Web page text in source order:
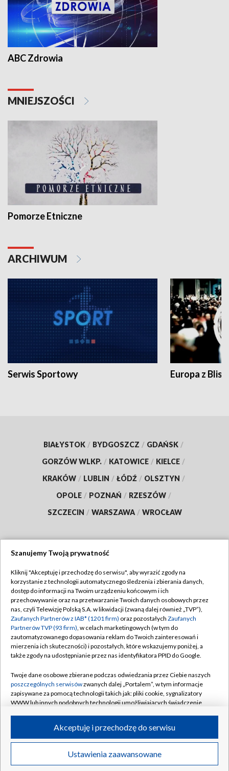
ABC Zdrowia
MNIEJSZOŚCI
Pomorze Etniczne
ARCHIWUM
Serwis Sportowy Europa z
BIAŁYSTOK / BYDGOSZCZ / GDAŃSK /
GORZÓW WLKP. / KATOWICE / KIELCE /
KRAKÓW / LUBLIN / ŁÓDŹ / OLSZTYN /
OPOLE / POZNAŃ / RZESZÓW /
SZCZECIN / WARSZAWA / WROCŁAW
TVP
Abonament TVP
Emisja w TVP
Centrum informacji TVP
Naziemna Telewizja Cyfrowa
Rada Programowa
System NOS
Informacje o nadawcy
Program dla prasy
Ogłoszenie przetargowe
Regulamin TVP
Polityka prywatności
Moje zgody
Pomoc
Kontakt
Kanały
©2026 Telewizja Polska S.A. w likwidacji
Szanujemy Twoją prywatność
Kliknij "Akceptuję i przechodzę do serwisu", aby wyrazić zgody na
korzystanie z technologii automatycznego śledzenia i zbierania danych,
dostęp do informacji na Twoim urządzeniu końcowym i ich
przechowywanie oraz na przetwarzanie Twoich danych osobowych przez
nas, czyli Telewizję Polską S.A. w likwidacji (zwaną dalej również „TVP”),
Zaufanych Partnerów z IAB* (1201 firm) oraz pozostałych Zaufanych
Partnerów TVP (93 firm), w celach marketingowych (w tym do
zautomatyzowanego dopasowania reklam do Twoich zainteresowań i
mierzenia ich skuteczności) i pozostałych, które wskazujemy poniżej, a
także zgody na udostępnianie przez nas identyfikatora PPID do Google.
Twoje dane osobowe zbierane podczas odwiedzania przez Ciebie naszych
poszczególnych serwisówzwanych dalej „Portalem”, w tym informacje
zapisywane za pomocą technologii takich jak: pliki cookie, sygnalizatory
WWW lub innych podobnych technologii umożliwiających świadczenie
ruchu w Internecie.
Twoje dane osobowe zbierane podczas odwiedzania przez Ciebie
poszczególnych serwisówna Portalu, takie jak adresy IP, identyfikatory
Ustawienia zaawansowane
Akceptuję i przechodzę do serwisu